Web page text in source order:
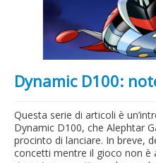
Dynamic D100:
Questa serie di articoli è
Dynamic D100, che Alephtar
procinto di lanciare. In breve,
concetti mentre il gioco non è